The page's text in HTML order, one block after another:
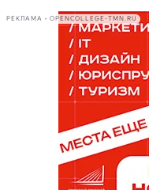
РЕКЛАМА • OPENCOLLEGE-TMN.RU